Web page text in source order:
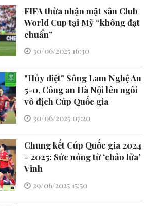
FIFA thừa nhận mặt sân Club
World Cup tại Mỹ “không đạt
chuẩn”
30/06/2025 16:30
"Hủy diệt" Sông Lam Nghệ An
5-0, Công an Hà Nội lên ngôi
vô địch Cúp Quốc gia
30/06/2025 07:20
Chung kết Cúp Quốc gia 2024
- 2025: Sức nóng từ ‘chảo lửa’
Vinh
29/06/2025 15:50